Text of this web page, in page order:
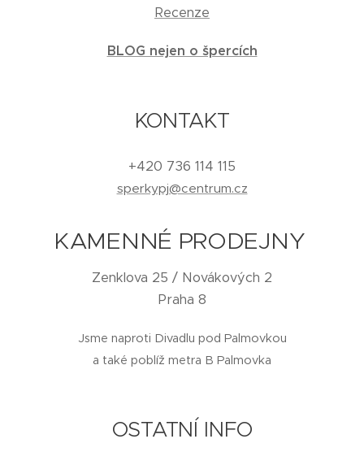
Recenze
BLOG nejen o špercích
KONTAKT
+420 736 114 115
sperkypj@centrum.cz
KAMENNÉ PRODEJNY
Zenklova 25 / Novákových 2
Praha 8
Jsme naproti Divadlu pod Palmovkou
a také poblíž metra B Palmovka
OSTATNÍ INFO